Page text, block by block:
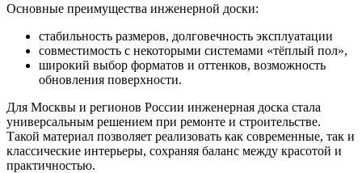
Основные преимущества инженерной доски:
стабильность размеров, долговечность эксплуатации
совместимость с некоторыми системами «тёплый пол»,
широкий выбор форматов и оттенков, возможность
обновления поверхности.
Для Москвы и регионов России инженерная доска стала
универсальным решением при ремонте и строительстве.
Такой материал позволяет реализовать как современные, так и
классические интерьеры, сохраняя баланс между красотой и
практичностью.